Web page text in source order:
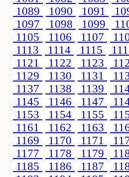
1089
1090 1091
1097
1098 1099
1105
1106 1107
1113
1114 1115
1121
1122 1123
1129
1130 1131
1137
1138 1139
1145
1146 1147
1153
1154 1155
1161
1162 1163
1169
1170 1171
1177
1178 1179
1185
1186 1187